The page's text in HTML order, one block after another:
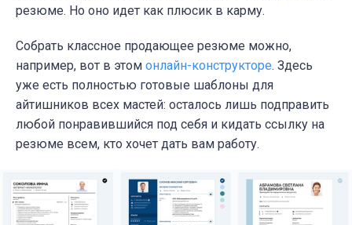
резюме. Но оно идет как плюсик в карму.
Собрать классное продающее резюме можно,
например, вот в этом онлайн-конструкторе. Здесь
уже есть полностью готовые шаблоны для
айтишников всех мастей: осталось лишь подправить
любой понравившийся под себя и кидать ссылку на
резюме всем, кто хочет дать вам работу.